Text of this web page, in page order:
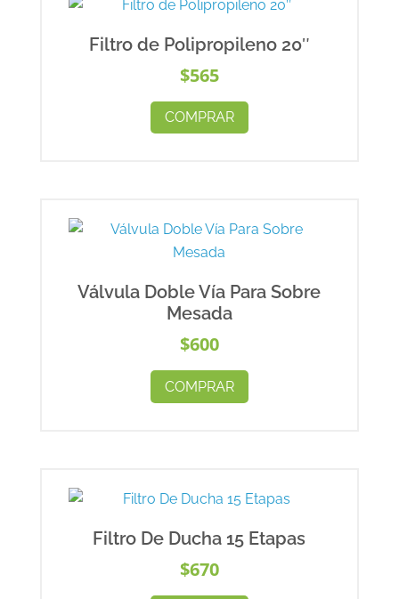
Filtro de Polipropileno 20″
$565
COMPRAR
Válvula Doble Vía Para Sobre
Mesada
$600
COMPRAR
Filtro De Ducha 15 Etapas
$670